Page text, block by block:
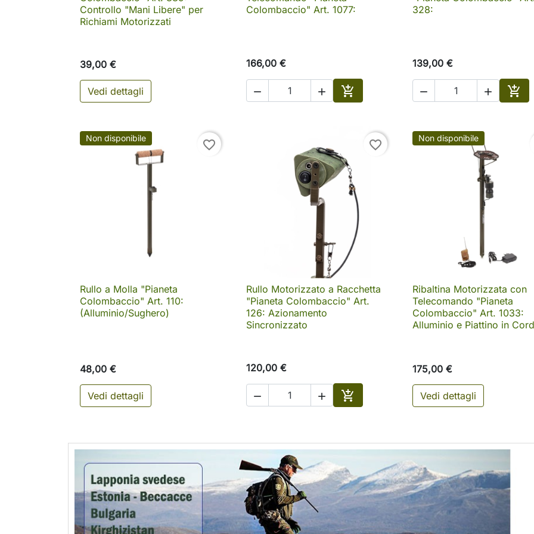
Controllo "Mani Libere" per
Richiami Motorizzati
39,00 €
Vedi dettagli
Colombaccio" Art. 1077:
166,00 €
  
Aggiungi al carrello
328:
139,00 €
  
Non disponibile favorite_border
 Anteprima
Rullo a Molla "Pianeta
Colombaccio" Art. 110:
(Alluminio/Sughero)
48,00 €
Vedi dettagli
favorite_border
 Anteprima
Rullo Motorizzato a Racchetta
"Pianeta Colombaccio" Art.
126: Azionamento
Sincronizzato
120,00 €
  
Aggiungi al carrello
Non disponibile
 Anteprima
Ribaltina Motorizzata con
Telecomando "Pianeta
Colombaccio" Art. 1033:
Alluminio e Piattino in
175,00 €
Vedi dettagli